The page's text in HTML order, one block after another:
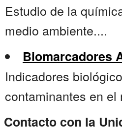
Estudio de la
medio ambiente....
Biomarcadores
Indicadores
contaminantes en
Contacto con la